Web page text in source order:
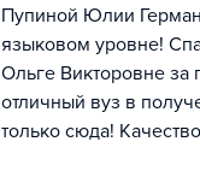
Пупиной Юлии
языковом уровне!
Ольге Викторовне
отличный вуз в
только сюда!